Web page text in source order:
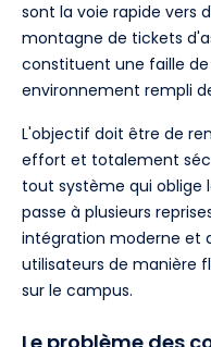
sont la voie rapide vers
montagne de tickets
constituent une faille
environnement rempli
L'objectif doit être de
effort et totalement
tout système qui oblige
passe à plusieurs
intégration moderne et
utilisateurs de manière
sur le campus.